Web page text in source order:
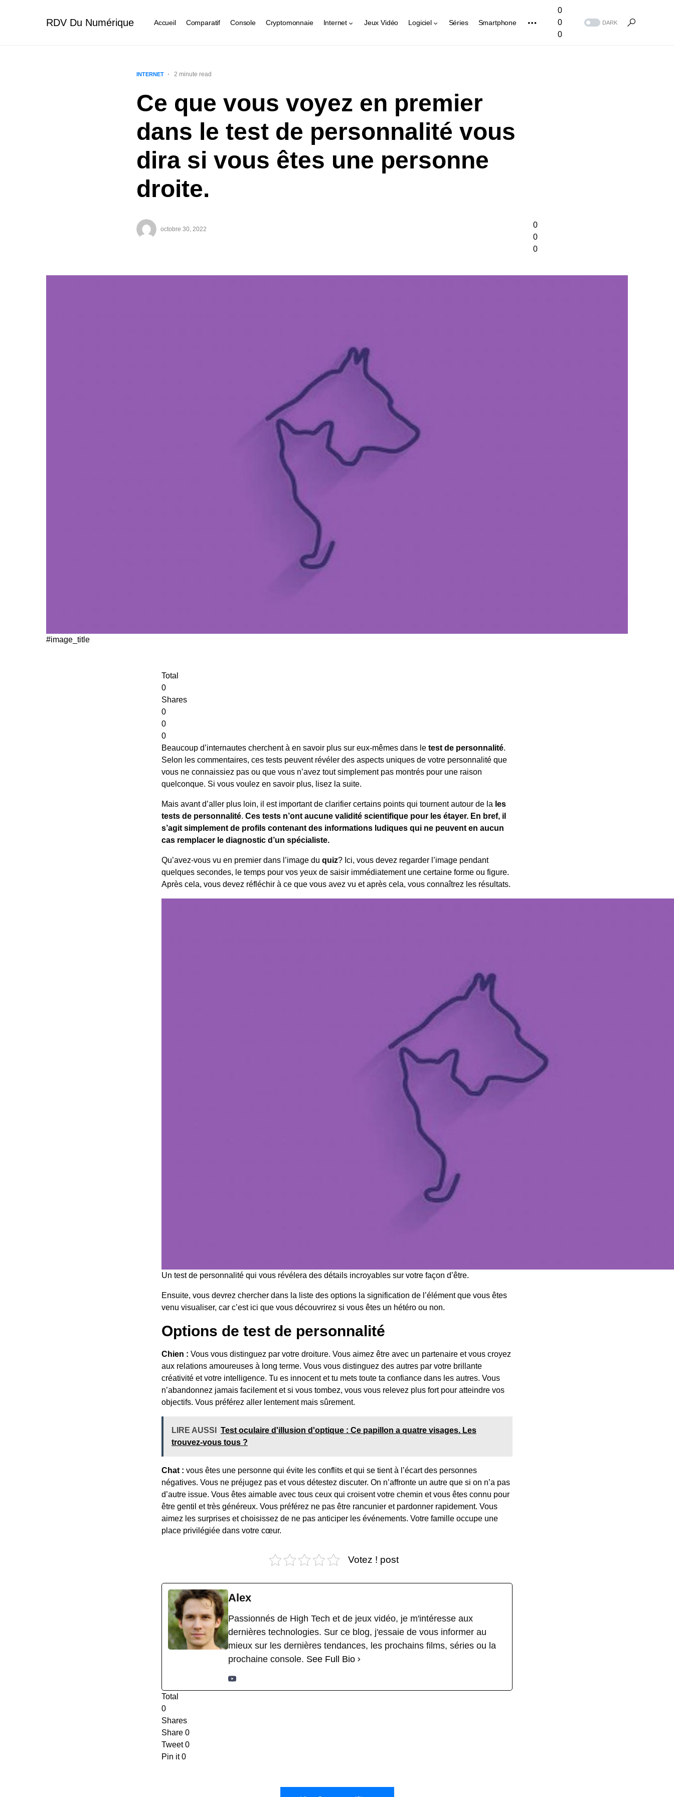
RDV Du Numérique Accueil Comparatif Console Cryptomonnaie Internet Jeux Vidéo Logiciel Séries Smartphone
0
0
0
DARK
INTERNET 2 minute read
Ce que vous voyez en premier
dans le test de personnalité vous
dira si vous êtes une personne
droite.
octobre 30, 2022
0
0
0
#image_title
Total
0
Shares
0
0
0
Beaucoup d’internautes cherchent à en savoir plus sur eux-mêmes dans le test de personnalité.
Selon les commentaires, ces tests peuvent révéler des aspects uniques de votre personnalité que
vous ne connaissiez pas ou que vous n’avez tout simplement pas montrés pour une raison
quelconque. Si vous voulez en savoir plus, lisez la suite.
Mais avant d’aller plus loin, il est important de clarifier certains points qui tournent autour de la les
tests de personnalité. Ces tests n’ont aucune validité scientifique pour les étayer. En bref, il
s’agit simplement de profils contenant des informations ludiques qui ne peuvent en aucun
cas remplacer le diagnostic d’un spécialiste.
Qu’avez-vous vu en premier dans l’image du quiz? Ici, vous devez regarder l’image pendant
quelques secondes, le temps pour vos yeux de saisir immédiatement une certaine forme ou figure.
Après cela, vous devez réfléchir à ce que vous avez vu et après cela, vous connaîtrez les résultats.
Un test de personnalité qui vous révélera des détails incroyables sur votre façon d’être.
Ensuite, vous devrez chercher dans la liste des options la signification de l’élément que vous êtes
venu visualiser, car c’est ici que vous découvrirez si vous êtes un hétéro ou non.
Options de test de personnalité
Chien : Vous vous distinguez par votre droiture. Vous aimez être avec un partenaire et vous croyez
aux relations amoureuses à long terme. Vous vous distinguez des autres par votre brillante
créativité et votre intelligence. Tu es innocent et tu mets toute ta confiance dans les autres. Vous
n’abandonnez jamais facilement et si vous tombez, vous vous relevez plus fort pour atteindre vos
objectifs. Vous préférez aller lentement mais sûrement.
LIRE AUSSI
Test oculaire d'illusion d'optique : Ce papillon a quatre visages. Les
trouvez-vous tous ?
Chat : vous êtes une personne qui évite les conflits et qui se tient à l’écart des personnes
négatives. Vous ne préjugez pas et vous détestez discuter. On n’affronte un autre que si on n’a pas
d’autre issue. Vous êtes aimable avec tous ceux qui croisent votre chemin et vous êtes connu pour
être gentil et très généreux. Vous préférez ne pas être rancunier et pardonner rapidement. Vous
aimez les surprises et choisissez de ne pas anticiper les événements. Votre famille occupe une
place privilégiée dans votre cœur.
Votez ! post
Alex
Passionnés de High Tech et de jeux vidéo, je m'intéresse aux
dernières technologies. Sur ce blog, j'essaie de vous informer au
mieux sur les dernières tendances, les prochains films, séries ou la
prochaine console. See Full Bio
Total
0
Shares
Share 0
Tweet 0
Pin it 0